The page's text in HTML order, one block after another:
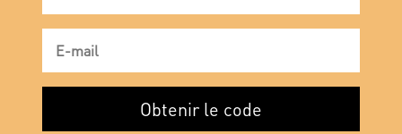
Obtenir le code